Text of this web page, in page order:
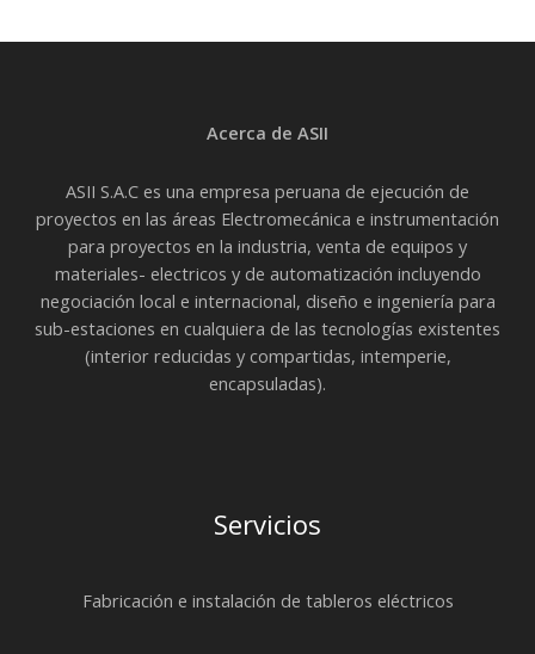
Acerca de ASII
ASII S.A.C es una empresa peruana de ejecución de
proyectos en las áreas Electromecánica e instrumentación
para proyectos en la industria, venta de equipos y
materiales- electricos y de automatización incluyendo
negociación local e internacional, diseño e ingeniería para
sub-estaciones en cualquiera de las tecnologías existentes
(interior reducidas y compartidas, intemperie,
encapsuladas).
Servicios
Fabricación e instalación de tableros eléctricos